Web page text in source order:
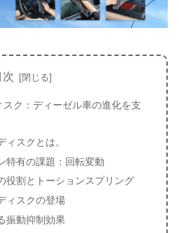
次
ク：ディーゼル車の進化を支
スクとは。
特有の課題：回転変動
役割とトーションスプリング
ィスクの登場
振動抑制効果